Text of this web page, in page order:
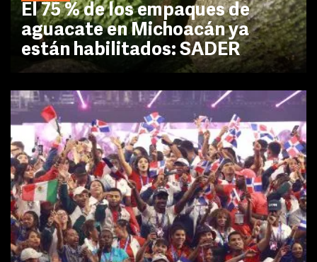
El 75 % de los empaques de
aguacate en Michoacán ya
están habilitados: SADER